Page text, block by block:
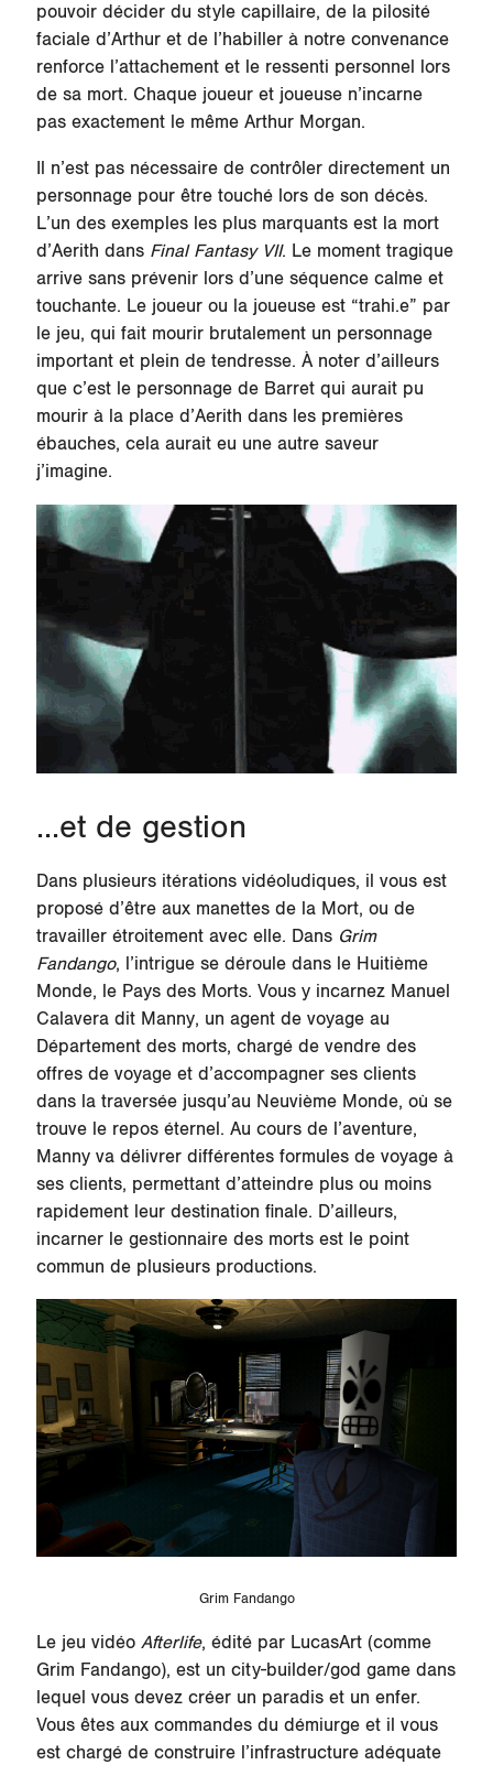
pouvoir décider du style capillaire, de la pilosité
faciale d’Arthur et de l’habiller à notre convenance
renforce l’attachement et le ressenti personnel lors
de sa mort. Chaque joueur et joueuse n’incarne
pas exactement le même Arthur Morgan.
Il n’est pas nécessaire de contrôler directement un
personnage pour être touché lors de son décès.
L’un des exemples les plus marquants est la mort
d’Aerith dans Final Fantasy VII. Le moment tragique
arrive sans prévenir lors d’une séquence calme et
touchante. Le joueur ou la joueuse est “trahi.e” par
le jeu, qui fait mourir brutalement un personnage
important et plein de tendresse. À noter d’ailleurs
que c’est le personnage de Barret qui aurait pu
mourir à la place d’Aerith dans les premières
ébauches, cela aurait eu une autre saveur
j’imagine.
...et de gestion
Dans plusieurs itérations vidéoludiques, il vous est
proposé d’être aux manettes de la Mort, ou de
travailler étroitement avec elle. Dans Grim
Fandango, l’intrigue se déroule dans le Huitième
Monde, le Pays des Morts. Vous y incarnez Manuel
Calavera dit Manny, un agent de voyage au
Département des morts, chargé de vendre des
offres de voyage et d’accompagner ses clients
dans la traversée jusqu’au Neuvième Monde, où se
trouve le repos éternel. Au cours de l’aventure,
Manny va délivrer différentes formules de voyage à
ses clients, permettant d’atteindre plus ou moins
rapidement leur destination finale. D’ailleurs,
incarner le gestionnaire des morts est le point
commun de plusieurs productions.
Grim Fandango
Le jeu vidéo Afterlife, édité par LucasArt (comme
Grim Fandango), est un city-builder/god game dans
lequel vous devez créer un paradis et un enfer.
Vous êtes aux commandes du démiurge et il vous
est chargé de construire l’infrastructure adéquate